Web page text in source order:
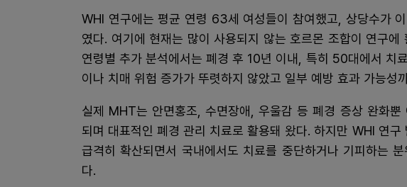
WHI 연구에는 평균 연령 63세 여성들이 참여했고, 상당수가
였다. 여기에 현재는 많이 사용되지 않는 호르몬 조합이 연구
연령별 추가 분석에서는 폐경 후 10년 이내, 특히 50대에서 치
이나 치매 위험 증가가 뚜렷하지 않았고 일부 예방 효과 가능성
실제 MHT는 안면홍조, 수면장애, 우울감 등 폐경 증상 완화뿐
되며 대표적인 폐경 관리 치료로 활용돼 왔다. 하지만 WHI 연
급격히 확산되면서 국내에서도 치료를 중단하거나 기피하는
다.